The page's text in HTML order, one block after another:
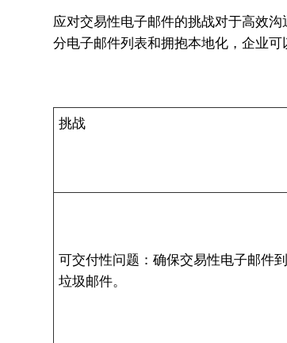
应对交易性电子邮件的挑战对于高效
分电子邮件列表和拥抱本地化，企业
挑战
可交付性问题：确保交易性电子邮件
垃圾邮件。